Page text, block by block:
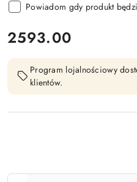
Powiadom gdy produkt
cena:
2593.00
Program lojalnościowy
klientów.